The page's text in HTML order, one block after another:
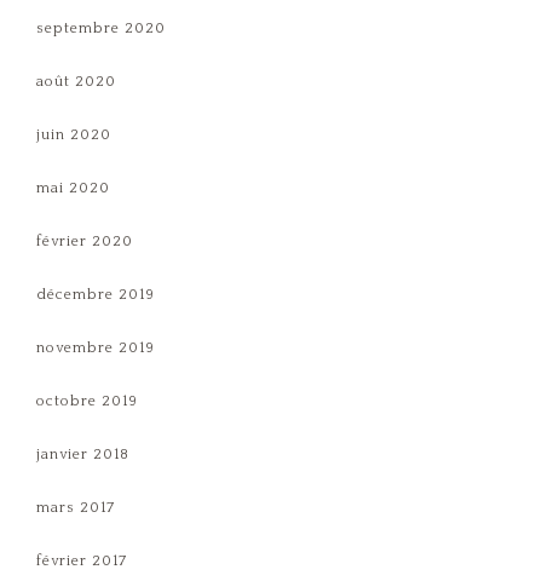
septembre 2020
août 2020
juin 2020
mai 2020
février 2020
décembre 2019
novembre 2019
octobre 2019
janvier 2018
mars 2017
février 2017